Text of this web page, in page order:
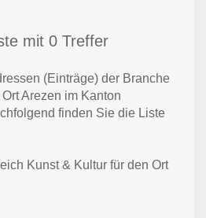
mit 0 Treffer
(Einträge) der Branche
Arezen im Kanton
finden Sie die Liste
Kunst & Kultur für den Ort